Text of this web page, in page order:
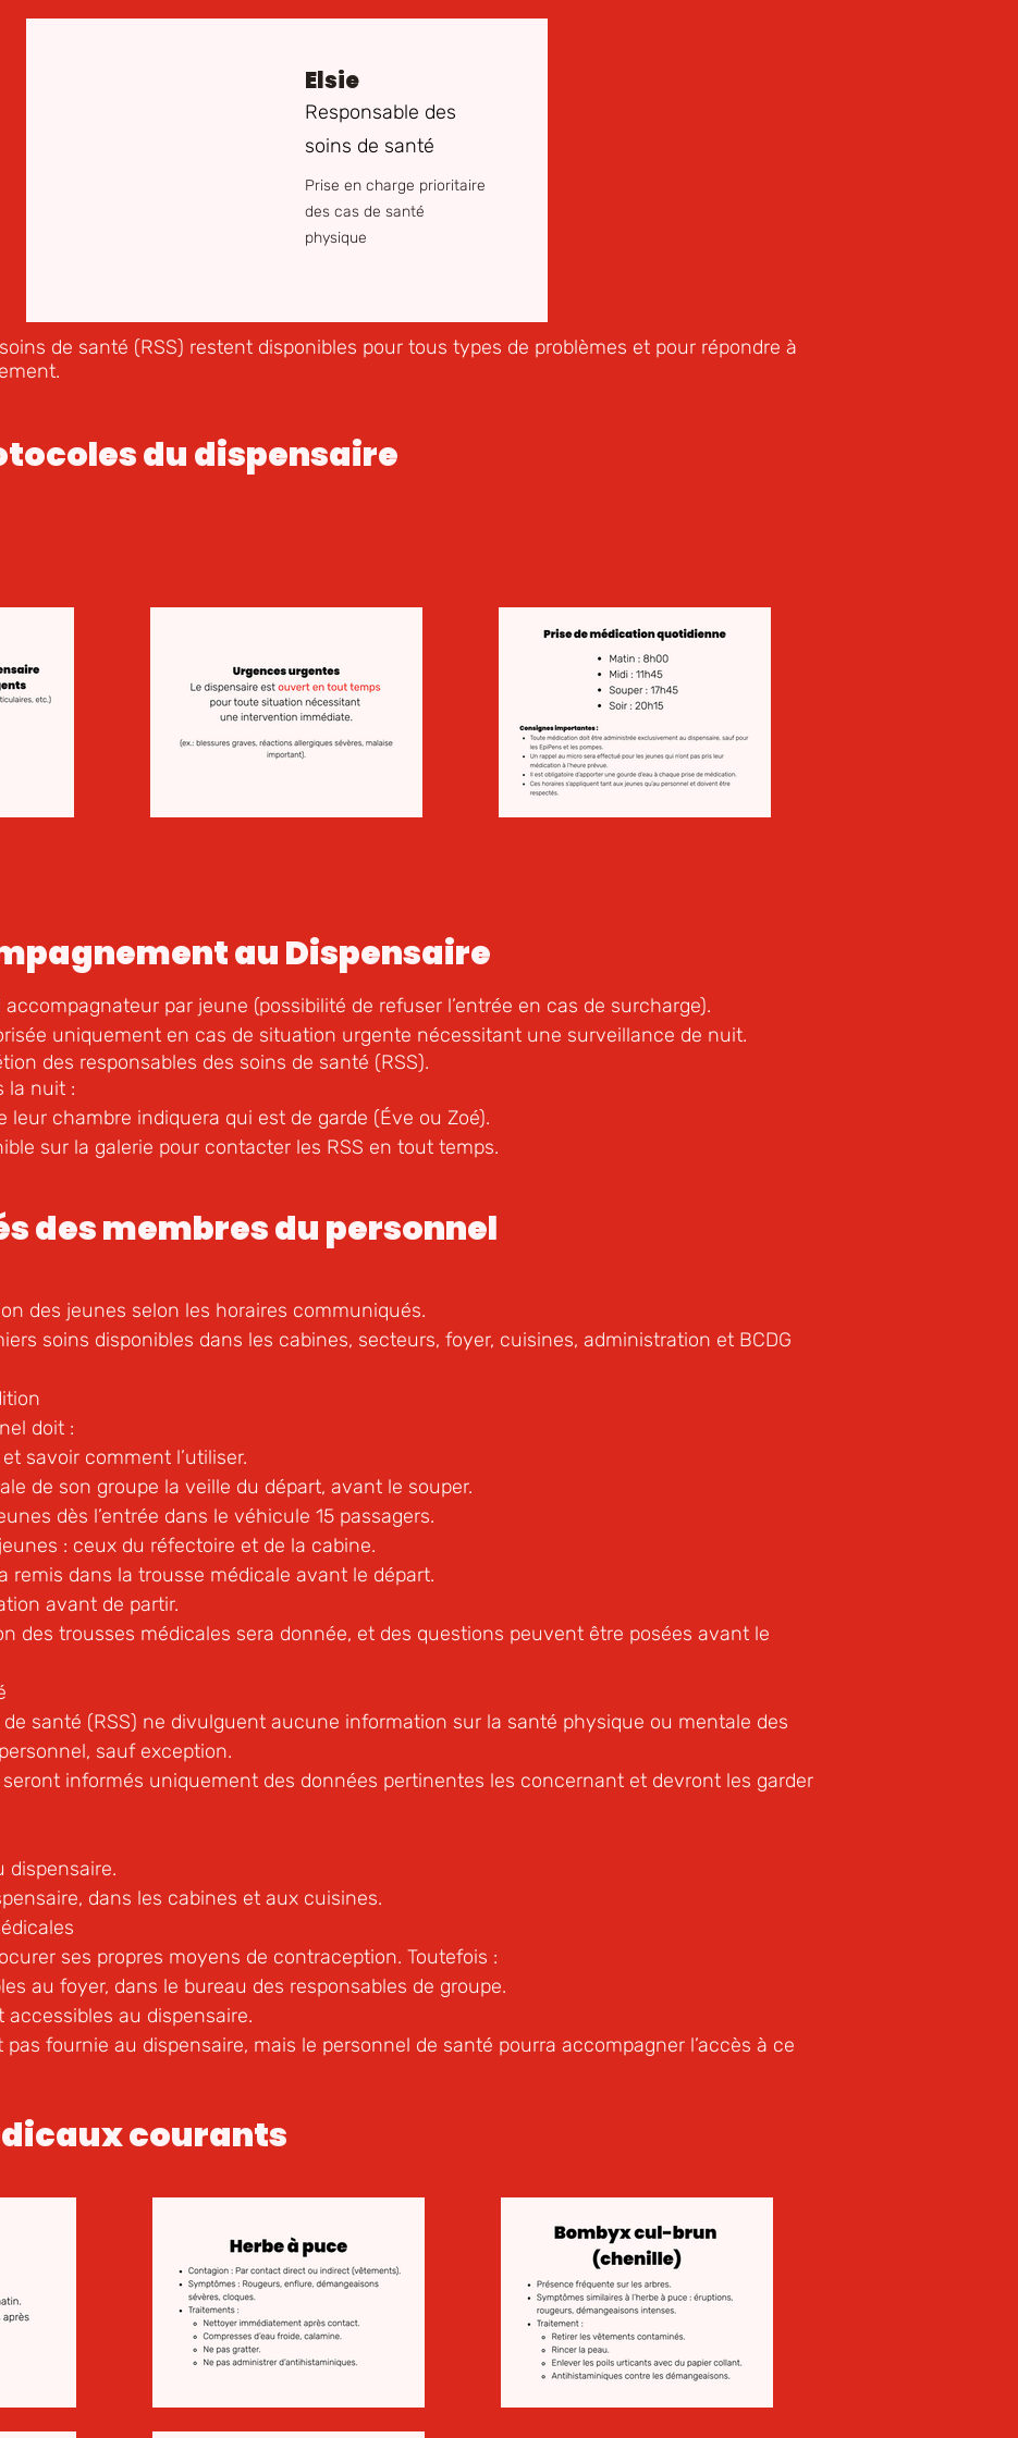
Elsie
Responsable des
soins de santé
Prise en charge prioritaire
des cas de santé
physique
de santé (RSS) restent disponibles pour tous types de problèmes et pour répondre à
du dispensaire
au Dispensaire
par jeune (possibilité de refuser l’entrée en cas de surcharge).
uniquement en cas de situation urgente nécessitant une surveillance de nuit.
des responsables des soins de santé (RSS).
la nuit :
leur chambre indiquera qui est de garde (Éve ou Zoé).
sur la galerie pour contacter les RSS en tout temps.
des membres du personnel
des jeunes selon les horaires communiqués.
soins disponibles dans les cabines, secteurs, foyer, cuisines, administration et BCDG
doit :
savoir comment l’utiliser.
de son groupe la veille du départ, avant le souper.
dès l’entrée dans le véhicule 15 passagers.
: ceux du réfectoire et de la cabine.
remis dans la trousse médicale avant le départ.
avant de partir.
des trousses médicales sera donnée, et des questions peuvent être posées avant le
santé (RSS) ne divulguent aucune information sur la santé physique ou mentale des
sauf exception.
informés uniquement des données pertinentes les concernant et devront les garder
dispensaire.
dans les cabines et aux cuisines.
ses propres moyens de contraception. Toutefois :
au foyer, dans le bureau des responsables de groupe.
accessibles au dispensaire.
pas fournie au dispensaire, mais le personnel de santé pourra accompagner l’accès à ce
courants